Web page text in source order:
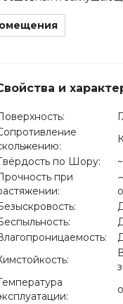
и
по Шору:
при